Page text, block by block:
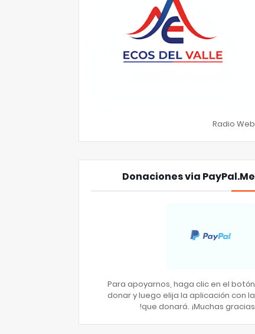
Radio Web
Donaciones via PayPal.Me
Para apoyarnos, haga clic en el botón
donar y luego elija la aplicación con la
que donará. ¡Muchas gracias!